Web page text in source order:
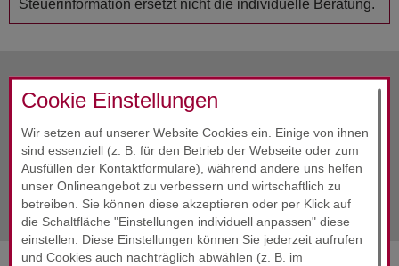
Cookie Einstellungen
Wir setzen auf unserer Website Cookies ein. Einige von ihnen
sind essenziell (z. B. für den Betrieb der Webseite oder zum
Ausfüllen der Kontaktformulare), während andere uns helfen
unser Onlineangebot zu verbessern und wirtschaftlich zu
betreiben. Sie können diese akzeptieren oder per Klick auf
die Schaltfläche "Einstellungen individuell anpassen" diese
einstellen. Diese Einstellungen können Sie jederzeit aufrufen
und Cookies auch nachträglich abwählen (z. B. im
Steuerinformation ersetzt nicht die individuelle Beratung.
vorherige InfoDezember 2018
Alle InfosDezember 2018
nächste InfoDezember 2018